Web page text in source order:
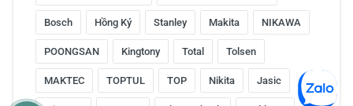
Bosch Hồng Ký Stanley Makita NIKAWA
POONGSAN Kingtony Total Tolsen
MAKTEC TOPTUL TOP Nikita Jasic